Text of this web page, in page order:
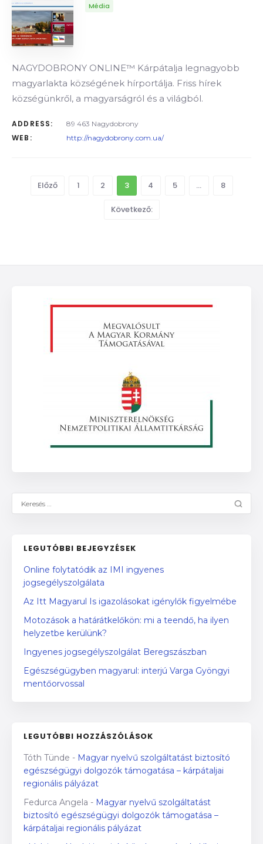
Média
NAGYDOBRONY ONLINE™ Kárpátalja legnagyobb
magyarlakta községének hírportálja. Friss hírek
községünkről, a magyarságról és a világból.
ADDRESS: 89 463 Nagydobrony
WEB: http://nagydobrony.com.ua/
Előző 1 2 3 4 5 … 8
Következő:
LEGUTÓBBI BEJEGYZÉSEK
Online folytatódik az IMI ingyenes
jogsegélyszolgálata
Az Itt Magyarul Is igazolásokat igénylők figyelmébe
Motozások a határátkelőkön: mi a teendő, ha ilyen
helyzetbe kerülünk?
Ingyenes jogsegélyszolgálat Beregszászban
Egészségügyben magyarul: interjú Varga Gyöngyi
mentőorvossal
LEGUTÓBBI HOZZÁSZÓLÁSOK
Tóth Tünde - Magyar nyelvű szolgáltatást biztosító
egészségügyi dolgozók támogatása – kárpátaljai
regionális pályázat
Fedurca Angela - Magyar nyelvű szolgáltatást
biztosító egészségügyi dolgozók támogatása –
kárpátaljai regionális pályázat